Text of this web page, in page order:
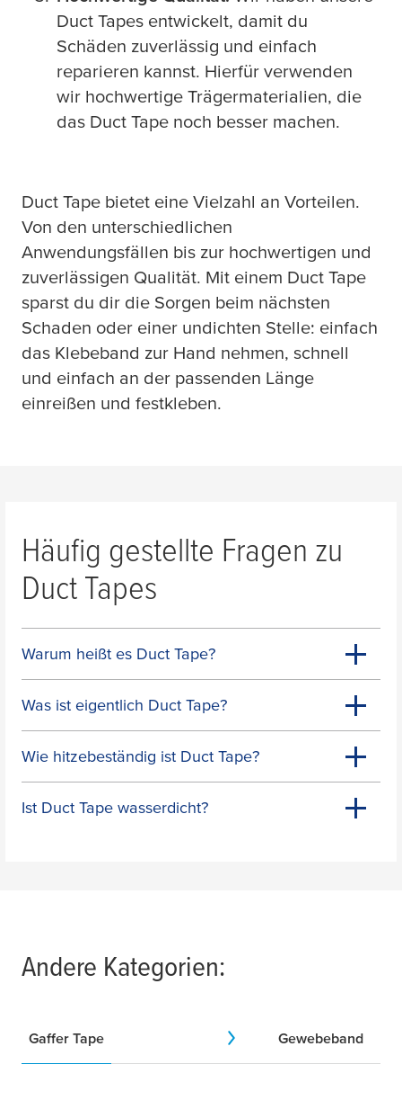
Duct Tapes entwickelt, damit du
Schäden zuverlässig und einfach
reparieren kannst. Hierfür verwenden
wir hochwertige Trägermaterialien, die
das Duct Tape noch besser machen.
Duct Tape bietet eine Vielzahl an Vorteilen.
Von den unterschiedlichen
Anwendungsfällen bis zur hochwertigen und
zuverlässigen Qualität. Mit einem Duct Tape
sparst du dir die Sorgen beim nächsten
Schaden oder einer undichten Stelle: einfach
das Klebeband zur Hand nehmen, schnell
und einfach an der passenden Länge
einreißen und festkleben.
Häufig gestellte Fragen zu
Duct Tapes
Warum heißt es Duct Tape?
Was ist eigentlich Duct Tape?
Wie hitzebeständig ist Duct Tape?
Ist Duct Tape wasserdicht?
Andere Kategorien:
Gaffer Tape Gewebeband